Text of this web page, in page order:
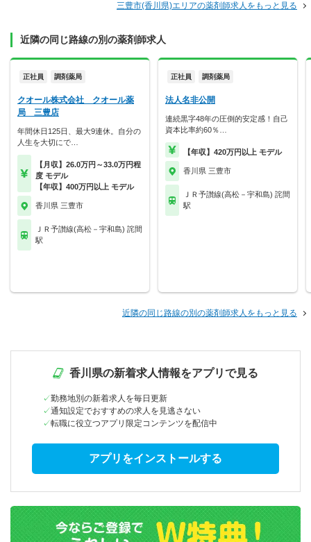
三豊市(香川県)エリアの薬剤師求人をもっと見る
近隣の同じ路線の別の薬剤師求人
正社員 調剤薬局
クオール株式会社 クオール薬
局 三豊店
年間休日125日、最大9連休。自分の
人生を大切にで…
【月収】26.0万円～33.0万円程
度 モデル
【年収】400万円以上 モデル
香川県 三豊市
ＪＲ予讃線(高松－宇和島) 詫間
駅
正社員 調剤薬局
法人名非公開
連続黒字48年の圧倒的安定感！自己
資本比率約60％…
【年収】420万円以上 モデル
香川県 三豊市
ＪＲ予讃線(高松－宇和島) 詫間
駅
近隣の同じ路線の別の薬剤師求人をもっと見る
香川県の新着求人情報をアプリで見る
勤務地別の新着求人を毎日更新
通知設定でおすすめの求人を見逃さない
転職に役立つアプリ限定コンテンツを配信中
アプリをインストールする